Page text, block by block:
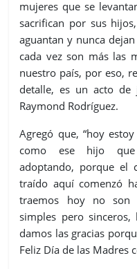
mujeres que se
sacrifican por sus
aguantan y nunca
cada vez son más las
nuestro país, por eso,
detalle, es un acto de
Raymond Rodríguez.
Agregó que, “hoy
como ese hijo que
adoptando, porque el
traído aquí comenzó
traemos hoy no son
simples pero
damos las gracias
Feliz Día de las Madres